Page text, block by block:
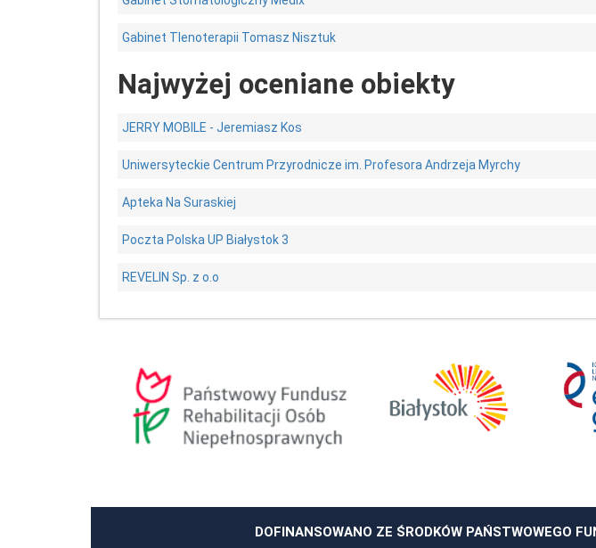
Gabinet Tlenoterapii Tomasz Nisztuk
Najwyżej oceniane obiekty
JERRY MOBILE - Jeremiasz Kos
Uniwersyteckie Centrum Przyrodnicze im. Profesora Andrzeja Myrchy
Apteka Na Suraskiej
Poczta Polska UP Białystok 3
REVELIN Sp. z o.o
DOFINANSOWANO ZE ŚRODKÓW PAŃSTWOWEGO